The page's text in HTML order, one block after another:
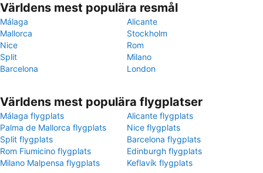
Världens mest populära resmål
Málaga
Alicante
Mallorca
Stockholm
Nice
Rom
Split
Milano
Barcelona
London
Världens mest populära flygplatser
Málaga flygplats
Alicante flygplats
Palma de Mallorca flygplats
Nice flygplats
Split flygplats
Barcelona flygplats
Rom Fiumicino flygplats
Edinburgh flygplats
Milano Malpensa flygplats
Keflavík flygplats